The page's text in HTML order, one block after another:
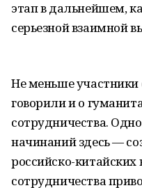
этап в дальнейшем,
серьезной взаимной
Не меньше участники
говорили и о
сотрудничества.
начинаний здесь —
российско-китайских
сотрудничества